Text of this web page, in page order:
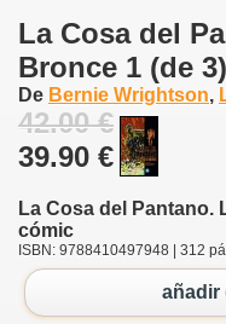
La Cosa del
Bronce 1 (de
De Bernie Wrightson,
42.00 €
39.90 €
La Cosa del Pantano.
cómic
ISBN: 9788410497948 | 312
añadir